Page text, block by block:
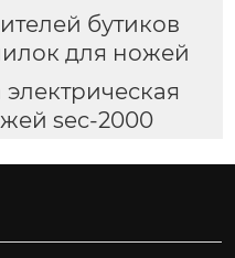
бутиков
для ножей
sec-2000